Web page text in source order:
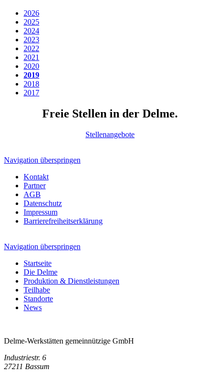
2026
2025
2024
2023
2022
2021
2020
2019
2018
2017
Freie Stellen in der Delme.
Stellenangebote
Navigation überspringen
Kontakt
Partner
AGB
Datenschutz
Impressum
Barrierefreiheitserklärung
Navigation überspringen
Startseite
Die Delme
Produktion & Dienstleistungen
Teilhabe
Standorte
News
Delme-Werkstätten gemeinnützige GmbH
Industriestr. 6
27211 Bassum